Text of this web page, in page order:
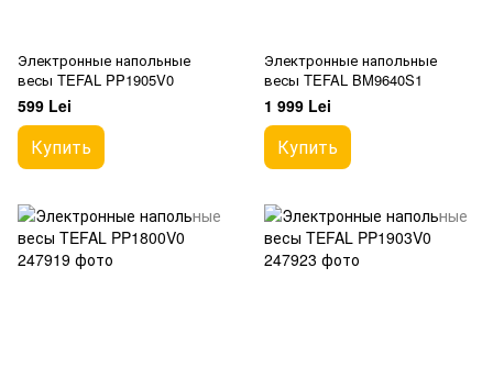
Электронные напольные
весы TEFAL PP1905V0
599 Lei
Купить
Электронные напольные
весы TEFAL BM9640S1
1 999 Lei
Купить